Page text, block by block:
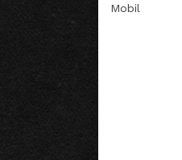
Mobil